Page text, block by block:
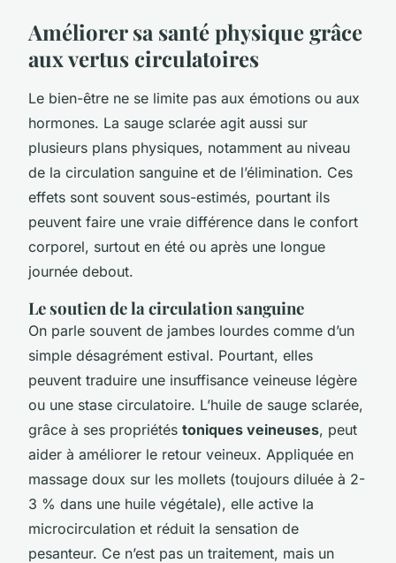
Améliorer sa santé physique grâce
aux vertus circulatoires
Le bien-être ne se limite pas aux émotions ou aux
hormones. La sauge sclarée agit aussi sur
plusieurs plans physiques, notamment au niveau
de la circulation sanguine et de l’élimination. Ces
effets sont souvent sous-estimés, pourtant ils
peuvent faire une vraie différence dans le confort
corporel, surtout en été ou après une longue
journée debout.
Le soutien de la circulation sanguine
On parle souvent de jambes lourdes comme d’un
simple désagrément estival. Pourtant, elles
peuvent traduire une insuffisance veineuse légère
ou une stase circulatoire. L’huile de sauge sclarée,
grâce à ses propriétés toniques veineuses, peut
aider à améliorer le retour veineux. Appliquée en
massage doux sur les mollets (toujours diluée à 2-
3 % dans une huile végétale), elle active la
microcirculation et réduit la sensation de
pesanteur. Ce n’est pas un traitement, mais un